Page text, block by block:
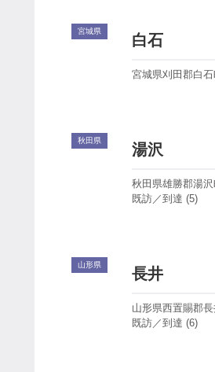
宮城県
白石
宮城県刈田郡白
秋田県
湯沢
秋田県雄勝郡湯
既訪／到達 (5)
山形県
長井
山形県西置賜郡
既訪／到達 (6)